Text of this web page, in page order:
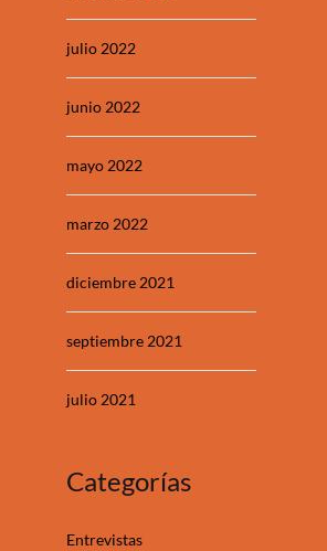
julio 2022
junio 2022
mayo 2022
marzo 2022
diciembre 2021
septiembre 2021
julio 2021
Categorías
Entrevistas